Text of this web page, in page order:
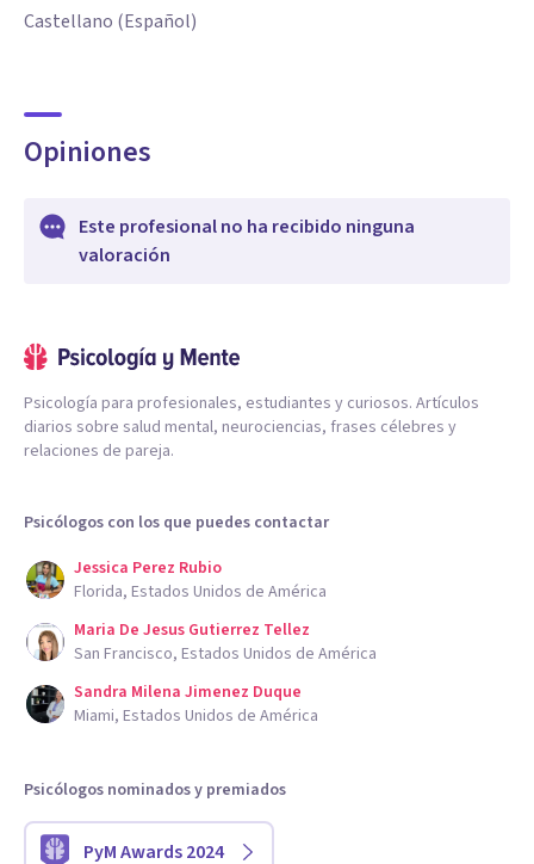
Castellano (Español)
Opiniones
Este profesional no ha recibido ninguna
valoración
Psicología para profesionales, estudiantes y curiosos. Artículos
diarios sobre salud mental, neurociencias, frases célebres y
relaciones de pareja.
Psicólogos con los que puedes contactar
Jessica Perez Rubio
Florida, Estados Unidos de América
Maria De Jesus Gutierrez Tellez
San Francisco, Estados Unidos de América
Sandra Milena Jimenez Duque
Miami, Estados Unidos de América
Psicólogos nominados y premiados
PyM Awards 2024